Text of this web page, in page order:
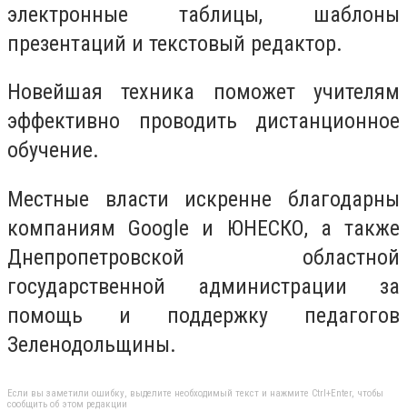
электронные таблицы, шаблоны
презентаций и текстовый редактор.
Новейшая техника поможет учителям
эффективно проводить дистанционное
обучение.
Местные власти искренне благодарны
компаниям Google и ЮНЕСКО, а также
Днепропетровской областной
государственной администрации за
помощь и поддержку педагогов
Зеленодольщины.
Если вы заметили ошибку, выделите необходимый текст и нажмите Ctrl+Enter, чтобы
сообщить об этом редакции